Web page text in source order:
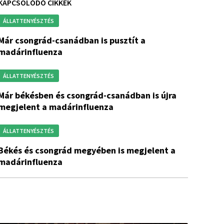
CIKKEK
ÁLLATTENYÉSZTÉS
is pusztít a
ÁLLATTENYÉSZTÉS
csanádban is újra
a madárinfluenza
ÁLLATTENYÉSZTÉS
is megjelent a